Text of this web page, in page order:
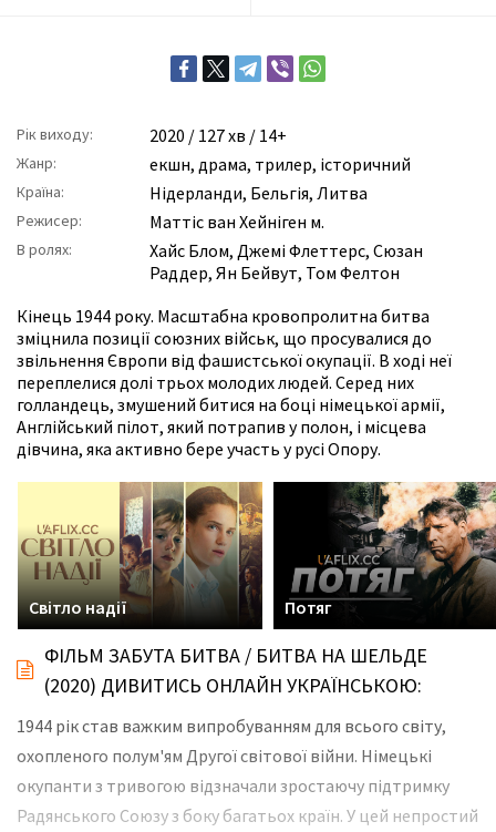
Рік виходу: 2020 / 127 хв / 14+
Жанр: екшн, драма, трилер, історичний
Країна: Нідерланди, Бельгія, Литва
Режисер: Маттіс ван Хейніген м.
В ролях: Хайс Блом, Джемі Флеттерс, Сюзан
Раддер, Ян Бейвут, Том Фелтон
Кінець 1944 року. Масштабна кровопролитна битва
зміцнила позиції союзних військ, що просувалися до
звільнення Європи від фашистської окупації. В ході неї
переплелися долі трьох молодих людей. Серед них
голландець, змушений битися на боці німецької армії,
Англійський пілот, який потрапив у полон, і місцева
дівчина, яка активно бере участь у русі Опору.
Світло надії Потяг
ФІЛЬМ ЗАБУТА БИТВА / БИТВА НА ШЕЛЬДЕ
(2020) ДИВИТИСЬ ОНЛАЙН УКРАЇНСЬКОЮ:
1944 рік став важким випробуванням для всього світу,
охопленого полум'ям Другої світової війни. Німецькі
окупанти з тривогою відзначали зростаючу підтримку
Радянського Союзу з боку багатьох країн. У цей непростий